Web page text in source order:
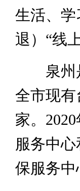
生活、
退）“线
泉州是
全市现有
家。
服务中
保服务中